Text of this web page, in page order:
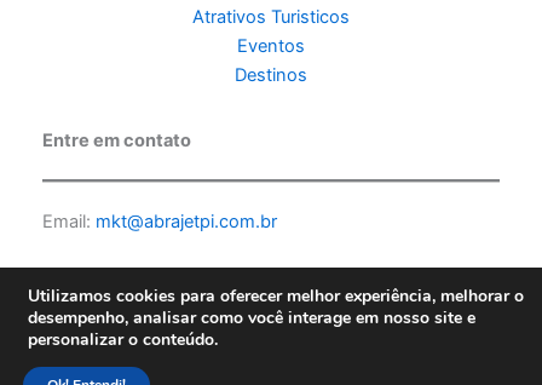
Atrativos Turisticos
Eventos
Destinos
Entre em contato
Email: mkt@abrajetpi.com.br
Copyright © 2026 Abrajet PI | Feito por PKScode |
Utilizamos cookies para oferecer melhor experiência, melhorar o
desempenho, analisar como você interage em nosso site e
personalizar o conteúdo.